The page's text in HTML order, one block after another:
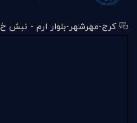
کرج-مهرشهر-بلوار ارم - نبش خ 100 غربی - ساختمان آناهیتا